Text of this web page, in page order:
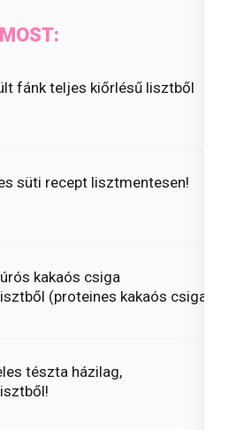
fánk teljes kiőrlésű lisztből
süti recept lisztmentesen!
kakaós csiga
(proteines kakaós csiga)
tészta házilag,